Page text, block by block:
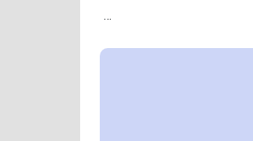
…